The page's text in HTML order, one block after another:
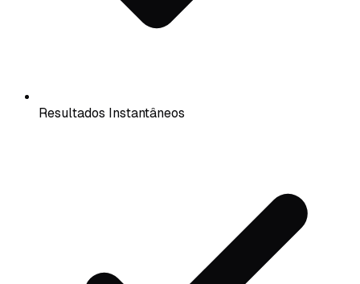
Resultados Instantâneos